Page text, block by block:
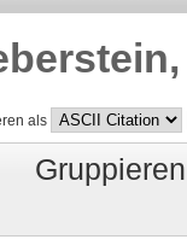
als